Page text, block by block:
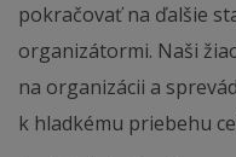
pokračovať na ďalšie
organizátormi. Naši
na organizácii a
k hladkému priebehu